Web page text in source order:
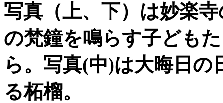
写真（上、下）は妙楽
の梵鐘を鳴らす子ども
ら。写真(中)は大晦日の
る柘榴。